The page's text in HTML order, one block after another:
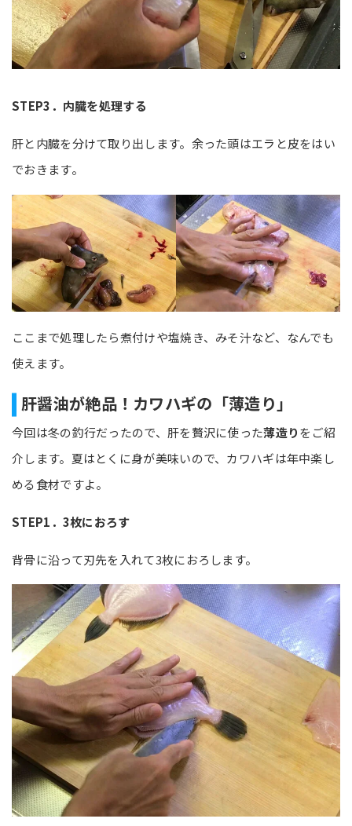
STEP3 ．内臓を処理する
肝と内臓を分けて取り出します。余った頭はエラと皮をはい
でおきます。
ここまで処理したら煮付けや塩焼き、みそ汁など、なんでも
使えます。
肝醤油が絶品！カワハギの「薄造り」
今回は冬の釣行だったので、肝を贅沢に使った薄造りをご紹
介します。夏はとくに身が美味いので、カワハギは年中楽し
める食材ですよ。
STEP1 ．3枚におろす
背骨に沿って刃先を入れて3枚におろします。